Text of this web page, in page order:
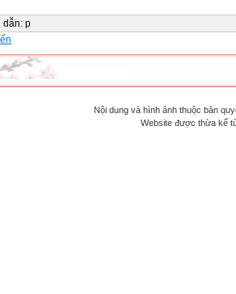
: p
Nội dung và hình ảnh thuộc bản
Website được thừa kế